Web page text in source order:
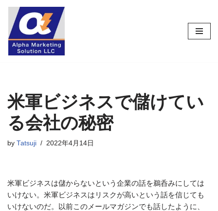
コ
ン
テ
ス
キ
ッ
プ
米軍ビジネスで儲けてい
る会社の秘密
by Tatsuji 2022年4月14日
米軍ビジネスは儲からないという企業の話を鵜呑みにしては
いけない。米軍ビジネスはリスクが高いという話を信じても
いけないのだ。以前このメールマガジンでも話したように、